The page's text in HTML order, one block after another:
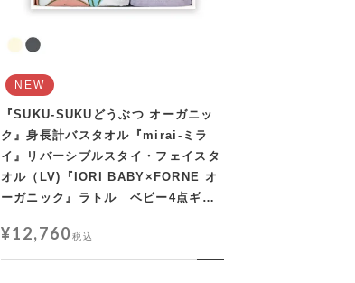
NEW
『SUKU-SUKUどうぶつ オーガニッ
ク』身長計バスタオル『mirai-ミラ
イ』リバーシブルスタイ・フェイスタ
オル（LV)『IORI BABY×FORNE オ
ーガニック』ラトル ベビー4点ギフ
¥12,760税込